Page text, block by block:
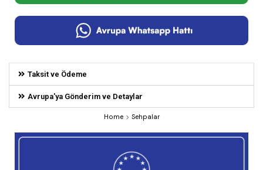
Taksit ve Ödeme
Avrupa'ya Gönderim ve Detaylar
Home Sehpalar